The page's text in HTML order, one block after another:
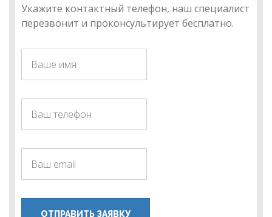
Укажите контактный телефон, наш специалист
перезвонит и проконсультирует бесплатно.
ОТПРАВИТЬ ЗАЯВКУ